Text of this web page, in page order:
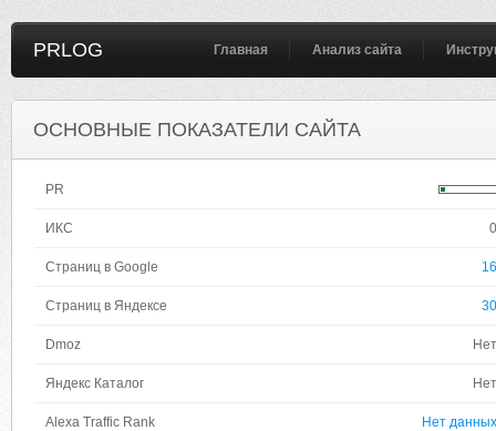
PRLOG Главная Анализ сайта
ОСНОВНЫЕ ПОКАЗАТЕЛИ САЙТА
PR
ИКС 0
Страниц в Google 16
Страниц в Яндексе 30
Dmoz Нет
Яндекс Каталог Нет
Alexa Traffic Rank Нет данных